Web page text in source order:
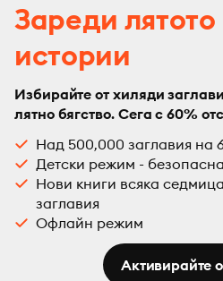
Зареди
истории
Избирайте от хиляди
лятно бягство. Сега с 60%
Над 500,000 заглавия на
Детски режим -
Нови книги всяка
заглавия
Офлайн режим
Активирайте